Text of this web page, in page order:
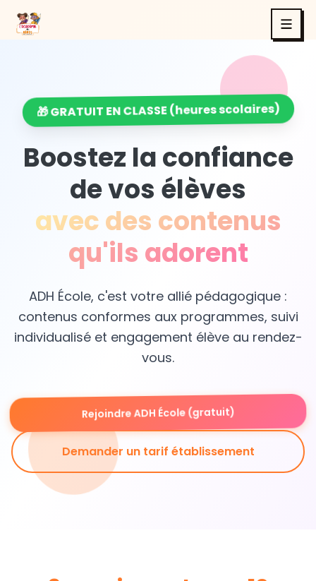
🎁 GRATUIT EN CLASSE (heures scolaires)
Boostez la confiance
de vos élèves
avec des contenus
qu'ils adorent
ADH École, c'est votre allié pédagogique :
contenus conformes aux programmes, suivi
individualisé et engagement élève au rendez-
vous.
Rejoindre ADH École (gratuit)
Demander un tarif établissement